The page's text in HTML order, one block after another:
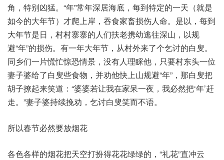
角，特别凶猛。“年”常年深居海底，每到特定的一天（就是
如今的大年节）才爬上岸，吞食家畜损伤人命。是以，每到
大年节是日，村村寨寨的人们扶老携幼逃往深山，以规
避“年”的损伤。有一年大年节，从村外来了个乞讨的白叟。
同乡们一片慌忙惊恐情景，没有人理睬他，只要村东头一位
妻子婆给了白叟些食物，并劝他快上山规避“年”，那白叟把
胡子撩起来笑道：“婆婆若让我在家呆一夜，我必然把‘年’赶
走。”妻子婆持续挽劝，乞讨白叟笑而不语。
所以春节必然要放烟花
各色各样的烟花把天空打扮得花花绿绿的，“礼花”直冲云